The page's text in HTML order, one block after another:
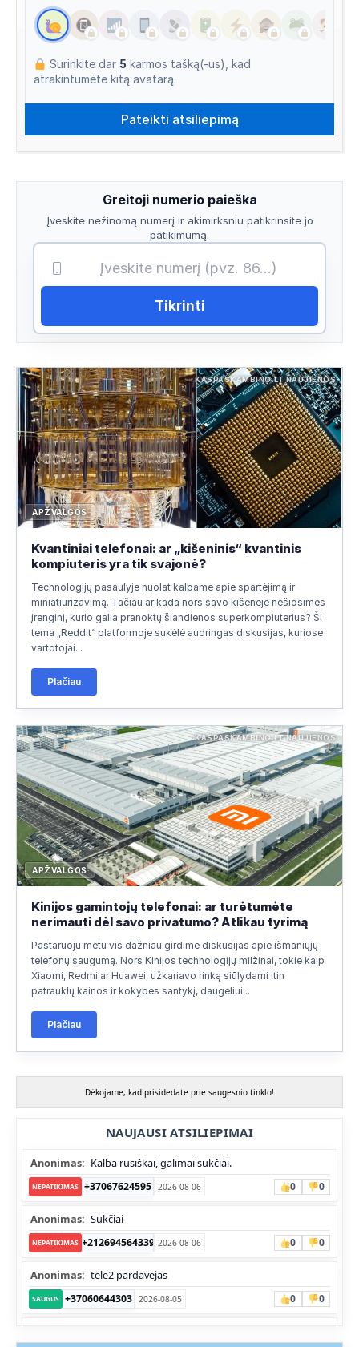
Surinkite dar 5 karmos tašką(-us), kad
atrakintumėte kitą avatarą.
Greitoji numerio paieška
Įveskite nežinomą numerį ir akimirksniu patikrinsite jo
patikimumą.
Tikrinti
KASPASKAMBINO.LT NAUJIENOS
APŽVALGOS
Kvantiniai telefonai: ar „kišeninis“ kvantinis
kompiuteris yra tik svajonė?
Technologijų pasaulyje nuolat kalbame apie spartėjimą ir
miniatiūrizavimą. Tačiau ar kada nors savo kišenėje nešiosimės
įrenginį, kurio galia pranoktų šiandienos superkompiuterius? Ši
tema „Reddit“ platformoje sukėlė audringas diskusijas, kuriose
vartotojai...
Plačiau
KASPASKAMBINO.LT NAUJIENOS
APŽVALGOS
Kinijos gamintojų telefonai: ar turėtumėte
nerimauti dėl savo privatumo? Atlikau tyrimą
Pastaruoju metu vis dažniau girdime diskusijas apie išmaniųjų
telefonų saugumą. Nors Kinijos technologijų milžinai, tokie kaip
Xiaomi, Redmi ar Huawei, užkariavo rinką siūlydami itin
patrauklų kainos ir kokybės santykį, daugeliui...
Plačiau
Dėkojame, kad prisidedate prie saugesnio tinklo!
NAUJAUSI ATSILIEPIMAI
Anonimas: Kalba rusiškai, galimai sukčiai.
NEPATIKIMAS +37067624595 2026-08-06 0 0
Anonimas: Sukčiai
NEPATIKIMAS +212694564339 2026-08-06 0 0
Anonimas: tele2 pardavėjas
SAUGUS +37060644303 2026-08-05 0 0